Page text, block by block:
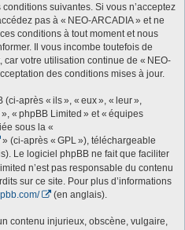
suivantes. Si vous n’acceptez
pas à « NEO-ARCADIA » et ne
conditions à tout moment et nous
Il vous incombe toutefois de
votre utilisation continue de « NEO-
des conditions mises à jour.
après « ils », « eux », « leur »,
« phpBB Limited » et « équipes
sous la «
» (ci-après « GPL »), téléchargeable
Le logiciel phpBB ne fait que faciliter
n’est pas responsable du contenu
sur ce site. Pour plus d’informations
(en anglais).
contenu injurieux, obscène, vulgaire,